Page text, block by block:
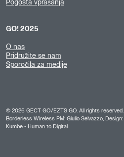
Pogosta vprašanja
GO! 2025
O nas
Pridružite se nam
Sporočila za medije
© 2026 GECT GO/EZTS GO. All rights reserved.
Borderless Wireless PM: Giulio Selvazzo, Design:
Kumbe - Human to Digital